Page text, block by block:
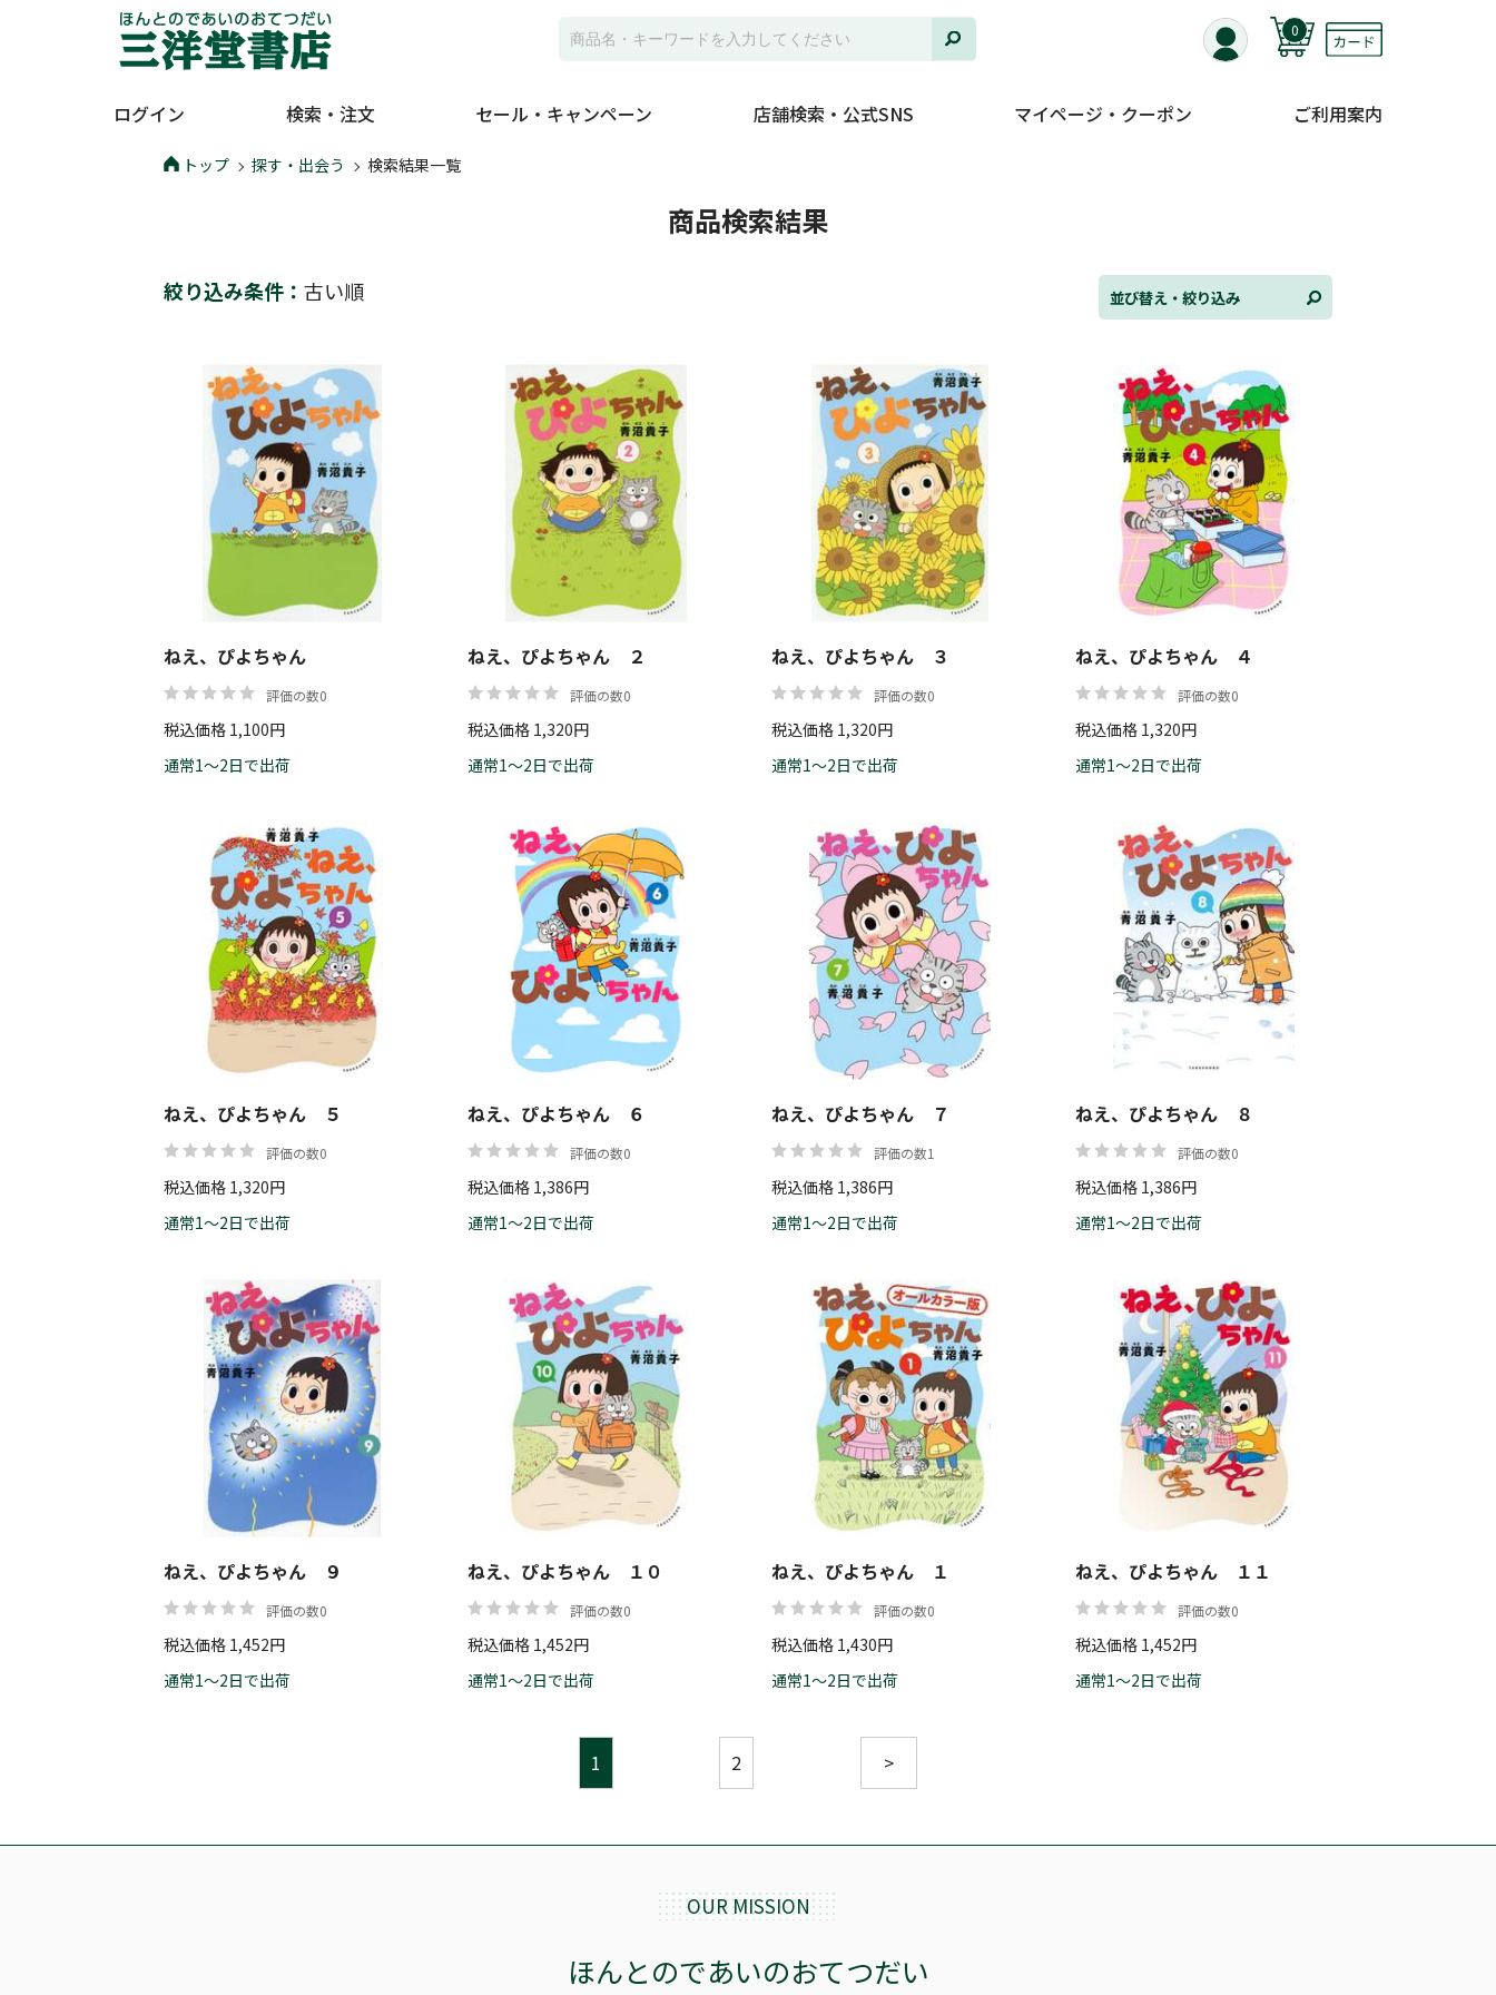
0
ログイン 検索・注文 セール・キャンペーン 店舗検索・公式SNS マイページ・クーポン ご利用案内
トップ 探す・出会う 検索結果一覧
商品検索結果
絞り込み条件： 古い順 並び替え・絞り込み
並び替え
在庫状況
価格帯
ねえ、ぴよちゃん
評価の数0
税込価格 1,100円
通常1～2日で出荷
ねえ、ぴよちゃん ２
評価の数0
税込価格 1,320円
通常1～2日で出荷
ねえ、ぴよちゃん ３
評価の数0
税込価格 1,320円
通常1～2日で出荷
ねえ、ぴよちゃん ４
評価の数0
税込価格 1,320円
通常1～2日で出荷
ねえ、ぴよちゃん ５
評価の数0
税込価格 1,320円
通常1～2日で出荷
ねえ、ぴよちゃん ６
評価の数0
税込価格 1,386円
通常1～2日で出荷
ねえ、ぴよちゃん ７
評価の数1
税込価格 1,386円
通常1～2日で出荷
ねえ、ぴよちゃん ８
評価の数0
税込価格 1,386円
通常1～2日で出荷
ねえ、ぴよちゃん ９
評価の数0
税込価格 1,452円
通常1～2日で出荷
ねえ、ぴよちゃん １０
評価の数0
税込価格 1,452円
通常1～2日で出荷
ねえ、ぴよちゃん １
評価の数0
税込価格 1,430円
通常1～2日で出荷
ねえ、ぴよちゃん １１
評価の数0
税込価格 1,452円
通常1～2日で出荷
1 2 >
OUR MISSION
ほんとのであいのおてつだい